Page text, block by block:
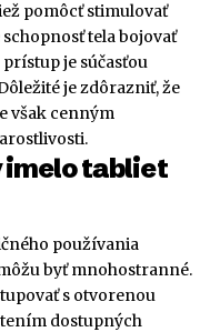
pomôcť stimulovať
tela bojovať
je súčasťou
je zdôrazniť, že
však cenným
imelo tabliet
používania
byť mnohostranné.
s otvorenou
dostupných